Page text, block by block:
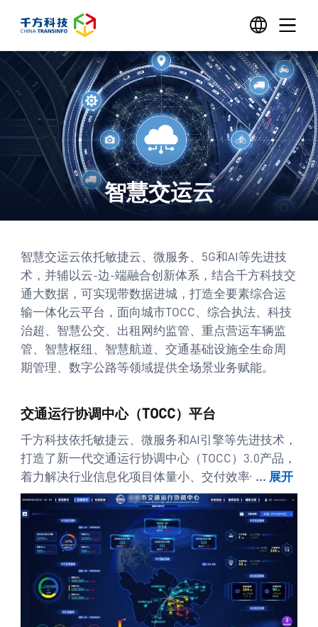
智慧交运云
智慧交运云依托敏捷云、微服务、5G和AI等先进技
术，并辅以云-边-端融合创新体系，结合千方科技交
通大数据，可实现带数据进城，打造全要素综合运
输一体化云平台，面向城市TOCC、综合执法、科技
治超、智慧公交、出租网约监管、重点营运车辆监
管、智慧枢纽、智慧航道、交通基础设施全生命周
期管理、数字公路等领域提供全场景业务赋能。
交通运行协调中心（TOCC）平台
千方科技依托敏捷云、微服务和AI引擎等先进技术，
打造了新一代交通运行协调中心（TOCC）3.0产品，
着力解决行业信息化项目体量小、交付效率低、使
用效果不明显等难题，提升TOCC类项目交付效率和
建设成效，为交通运输行业的数字化转型提供支
撑。通过不断优化重构，公司在TOCC领域的技术水
平与案例数量稳居行业前列，项目覆盖全国三分之
一以上省级、多个省会级城市和地市级城市，并打
造了多个行业标杆案例。
... 展开